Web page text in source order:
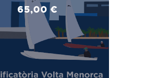
65,00 €